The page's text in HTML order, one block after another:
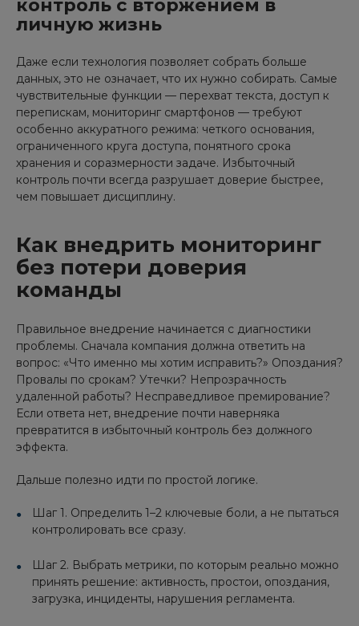
контроль с вторжением в
личную жизнь
Даже если технология позволяет собрать больше
данных, это не означает, что их нужно собирать. Самые
чувствительные функции — перехват текста, доступ к
перепискам, мониторинг смартфонов — требуют
особенно аккуратного режима: четкого основания,
ограниченного круга доступа, понятного срока
хранения и соразмерности задаче. Избыточный
контроль почти всегда разрушает доверие быстрее,
чем повышает дисциплину.
Как внедрить мониторинг
без потери доверия
команды
Правильное внедрение начинается с диагностики
проблемы. Сначала компания должна ответить на
вопрос: «Что именно мы хотим исправить?» Опоздания?
Провалы по срокам? Утечки? Непрозрачность
удаленной работы? Несправедливое премирование?
Если ответа нет, внедрение почти наверняка
превратится в избыточный контроль без должного
эффекта.
Дальше полезно идти по простой логике.
Шаг 1. Определить 1–2 ключевые боли, а не пытаться
контролировать все сразу.
Шаг 2. Выбрать метрики, по которым реально можно
принять решение: активность, простои, опоздания,
загрузка, инциденты, нарушения регламента.